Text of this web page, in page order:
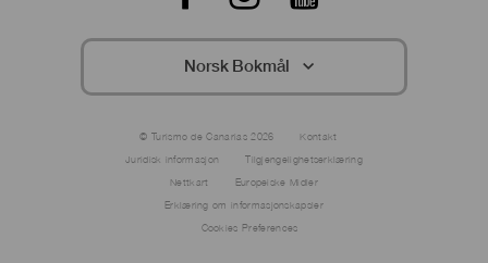
Norsk Bokmål
Menú
Legal
© Turismo de Canarias 2026
Kontakt
Juridisk informasjon
Tilgjengelighetserklæring
Nettkart
Europeiske Midler
Erklæring om informasjonskapsler
Cookies Preferences